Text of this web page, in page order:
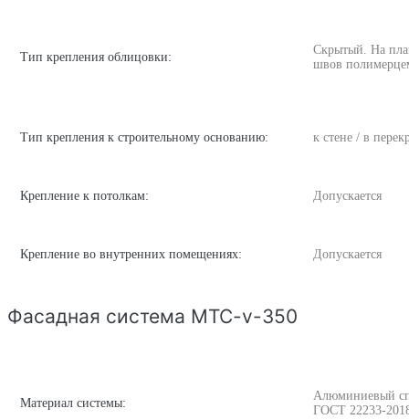
Тип крепления облицовки:
Скрытый. На
швов
Тип крепления к строительному основанию: к стене / в
Крепление к потолкам: Допускается
Крепление во внутренних помещениях: Допускается
Фасадная система MTC-v-350
Материал системы:
Алюминиевый
ГОСТ 22233-